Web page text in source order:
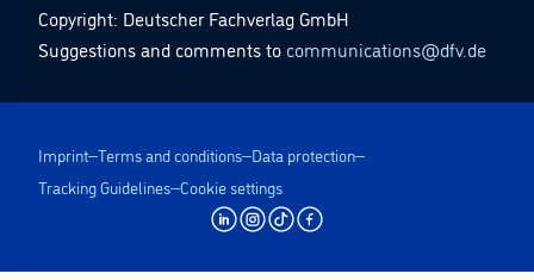
Copyright: Deutscher Fachverlag GmbH
Suggestions and comments to communications@dfv.de
Imprint Terms and conditions Data protection
Tracking Guidelines Cookie settings